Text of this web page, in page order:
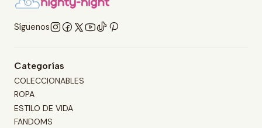
Síguenos
Categorías
COLECCIONABLES
ROPA
ESTILO DE VIDA
FANDOMS